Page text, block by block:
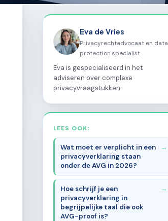
Eva de Vries
Privacyrechtadvocaat en data
protection specialist
Eva is gespecialiseerd in het
adviseren over complexe
privacyvraagstukken.
LEES OOK:
Wat moet er verplicht in een
privacyverklaring staan
onder de AVG in 2026?
Hoe schrijf je een
privacyverklaring in
begrijpelijke taal die ook
AVG-proof is?